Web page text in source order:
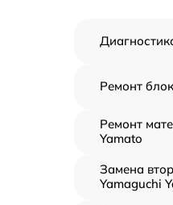
Ремонт
Ремонт
Yamato
Замена
Yamaguchi